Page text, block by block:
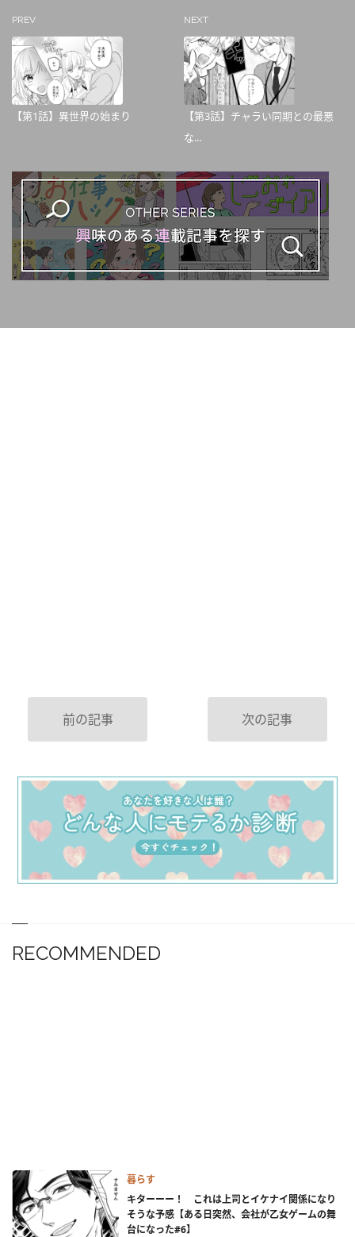
PREV
【第1話】異世界の始まり
NEXT
【第3話】チャラい同期との最悪
な...
前の記事 次の記事
RECOMMENDED
暮らす
キターーー！ これは上司とイケナイ関係になり
そうな予感【ある日突然、会社が乙女ゲームの舞
台になった#6】